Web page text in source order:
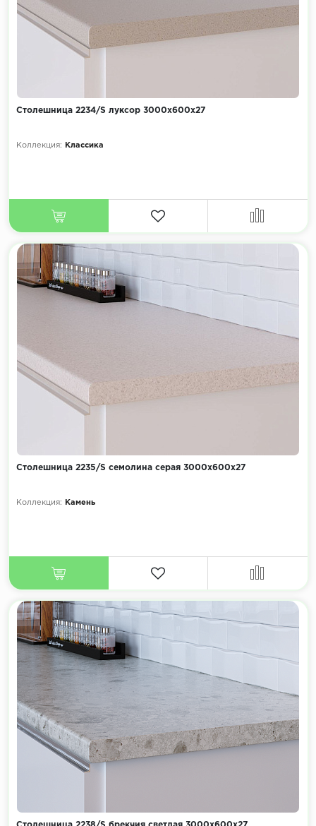
Столешница 2234/S луксор 3000х600х27
Коллекция: Классика
Столешница 2235/S семолина серая 3000х600х27
Коллекция: Камень